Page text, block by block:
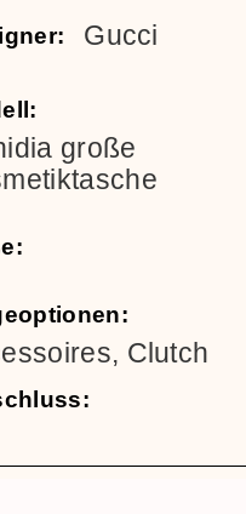
Gucci
große
Clutch